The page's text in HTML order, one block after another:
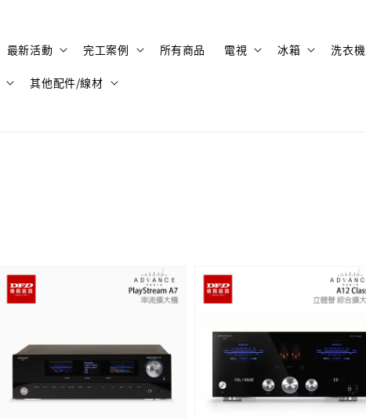
最新活動 完工案例 所有商品 電視 冰箱 洗衣機
其他配件/線材